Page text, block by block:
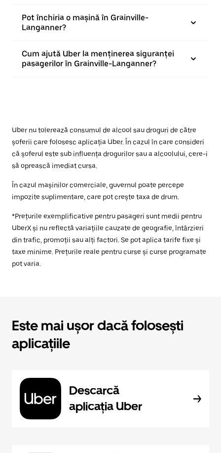
Pot închiria o mașină în Grainville-
Langanner?
Cum ajută Uber la menținerea siguranței
pasagerilor în Grainville-Langanner?
Uber nu tolerează consumul de alcool sau droguri de către
șoferii care folosesc aplicația Uber. În cazul în care consideri
că șoferul este sub influența drogurilor sau a alcoolului, cere-i
să oprească imediat cursa.
În cazul mașinilor comerciale, guvernul poate percepe
impozite suplimentare, care pot crește taxa de drum.
*Prețurile exemplificative pentru pasageri sunt medii pentru
UberX și nu reflectă variațiile cauzate de geografie, întârzieri
din trafic, promoții sau alți factori. Se pot aplica tarife fixe și
taxe minime. Prețurile reale pentru curse și curse programate
pot varia.
Este mai ușor dacă folosești
aplicațiile
Descarcă
aplicația Uber